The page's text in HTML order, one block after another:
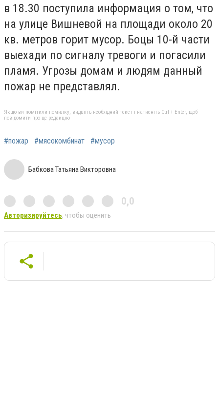
в 18.30 поступила информация о том, что
на улице Вишневой на площади около 20
кв. метров горит мусор. Боцы 10-й части
выехади по сигналу тревоги и погасили
пламя. Угрозы домам и людям данный
пожар не представлял.
Якщо ви помітили помилку, виділіть необхідний текст і натисніть Ctrl + Enter, щоб
повідомити про це редакцію
#пожар #мясокомбинат #мусор
Бабкова Татьяна Викторовна
0,0
Авторизируйтесь, чтобы оценить